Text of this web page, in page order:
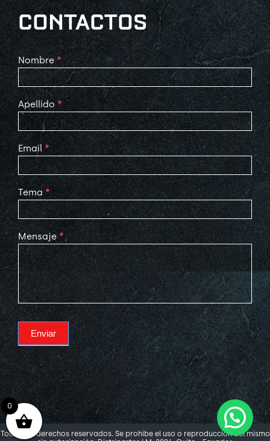
CONTACTOS
Contact
Us
Nombre *
Apellido *
Email *
Tema *
Mensaje *
Enviar
Todos los derechos reservados. Se prohibe el uso o reproducción del mismo
0